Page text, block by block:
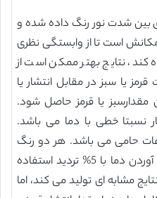
ای بین شدت نور رنگ داده شده و
است تا از وابستگی نظری
کند، نتایج بهتر ممکن است از
یا سبز در مقابل انتشار یا
مقدارسبز یا قرمز حاصل شود.
نسبتا خطی با دما می باشد.
حامی می باشد. هر دو رنگ
قرمز یا سبز می تواند برای بدست آوردن دما با 5% تردید استفاده
مشابه ای تولید می کند، اما